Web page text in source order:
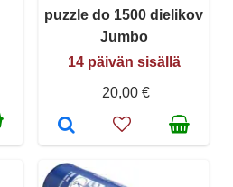
puzzle do 1500 dielikov
Jumbo
14 päivän sisällä
20,00 €